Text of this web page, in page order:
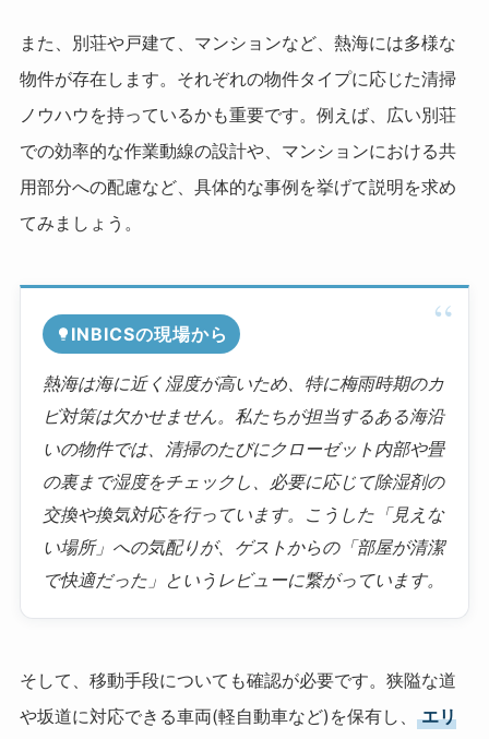
また、別荘や戸建て、マンションなど、熱海には多様な
物件が存在します。それぞれの物件タイプに応じた清掃
ノウハウを持っているかも重要です。例えば、広い別荘
での効率的な作業動線の設計や、マンションにおける共
用部分への配慮など、具体的な事例を挙げて説明を求め
てみましょう。
INBICSの現場から
熱海は海に近く湿度が高いため、特に梅雨時期のカ
ビ対策は欠かせません。私たちが担当するある海沿
いの物件では、清掃のたびにクローゼット内部や畳
の裏まで湿度をチェックし、必要に応じて除湿剤の
交換や換気対応を行っています。こうした「見えな
い場所」への気配りが、ゲストからの「部屋が清潔
で快適だった」というレビューに繋がっています。
そして、移動手段についても確認が必要です。狭隘な道
や坂道に対応できる車両(軽自動車など)を保有し、
エリ